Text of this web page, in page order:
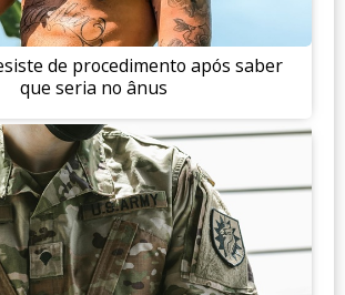
de procedimento após saber
que seria no ânus